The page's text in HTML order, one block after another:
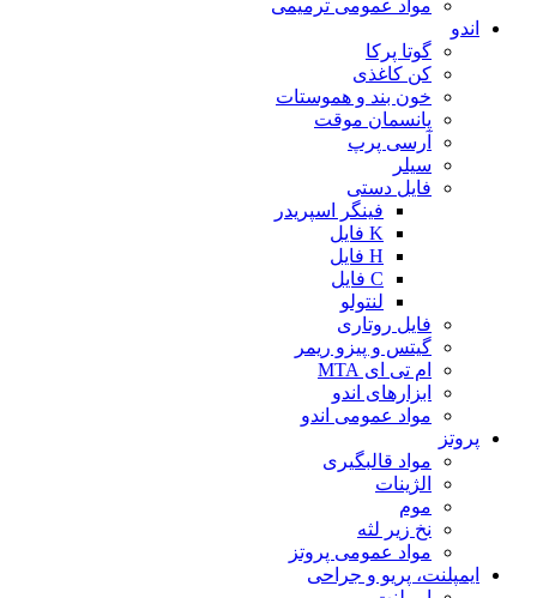
مواد عمومی ترمیمی
اندو
گوتا پرکا
کن کاغذی
خون بند و هموستات
پانسمان موقت
آرسی پرپ
سیلر
فایل دستی
فینگر اسپریدر
K فایل
H فایل
C فایل
لنتولو
فایل روتاری
گیتس و پیزو ریمر
ام تی ای MTA
ابزارهای اندو
مواد عمومی اندو
پروتز
مواد قالبگیری
الژینات
موم
نخ زیر لثه
مواد عمومی پروتز
ایمپلنت، پریو و جراحی